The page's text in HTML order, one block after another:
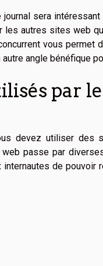
sera
les autres sites web
vous permet
angle bénéfique
par
devez utiliser des
passe par
de pouvoir